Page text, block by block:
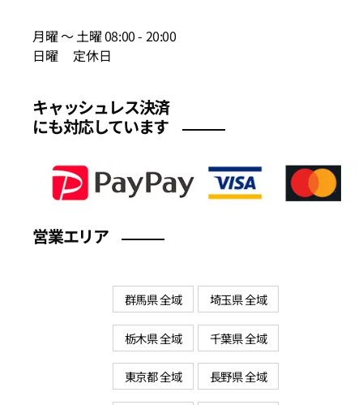
月曜 〜 土曜 08:00 - 20:00
日曜 定休日
キャッシュレス決済
にも対応しています
営業エリア
群馬県 全域 埼玉県 全域
栃木県 全域 千葉県 全域
東京都 全域 長野県 全域